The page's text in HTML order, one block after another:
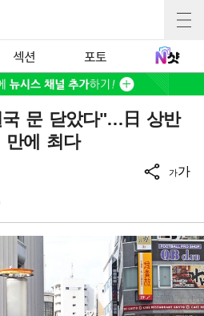
섹션 포토
문 닫았다"…日 상반
만에 최다
가가